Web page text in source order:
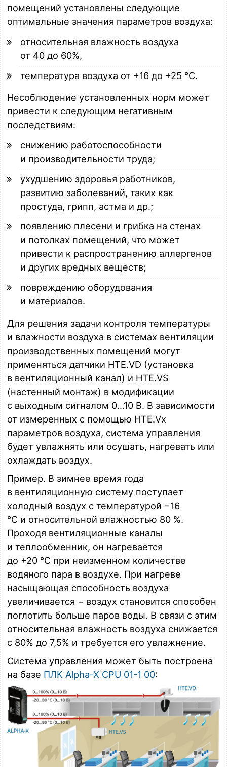
помещений установлены следующие
оптимальные значения параметров воздуха:
относительная влажность воздуха
от 40 до 60%,
температура воздуха от +16 до +25 °C.
Несоблюдение установленных норм может
привести к следующим негативным
последствиям:
снижению работоспособности
и производительности труда;
ухудшению здоровья работников,
развитию заболеваний, таких как
простуда, грипп, астма и др.;
появлению плесени и грибка на стенах
и потолках помещений, что может
привести к распространению аллергенов
и других вредных веществ;
повреждению оборудования
и материалов.
Для решения задачи контроля температуры
и влажности воздуха в системах вентиляции
производственных помещений могут
применяться датчики HTE.VD (установка
в вентиляционный канал) и HTE.VS
(настенный монтаж) в модификации
с выходным сигналом 0…10 В. В зависимости
от измеренных с помощью HTE.Vx
параметров воздуха, система управления
будет увлажнять или осушать, нагревать или
охлаждать воздух.
Пример. В зимнее время года
в вентиляционную систему поступает
холодный воздух с температурой −16
°C и относительной влажностью 80 %.
Проходя вентиляционные каналы
и теплообменник, он нагревается
до +20 °C при неизменном количестве
водяного пара в воздухе. При нагреве
насыщающая способность воздуха
увеличивается − воздух становится способен
поглотить больше паров воды. В связи с этим
относительная влажность воздуха снижается
с 80% до 7,5% и требуется его увлажнение.
Система управления может быть построена
на базе ПЛК Alpha-X CPU 01-1 00: